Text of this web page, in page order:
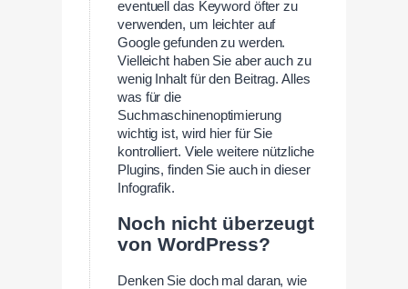
eventuell das Keyword öfter zu
verwenden, um leichter auf
Google gefunden zu werden.
Vielleicht haben Sie aber auch zu
wenig Inhalt für den Beitrag. Alles
was für die
Suchmaschinenoptimierung
wichtig ist, wird hier für Sie
kontrolliert. Viele weitere nützliche
Plugins, finden Sie auch in dieser
Infografik.
Noch nicht überzeugt
von WordPress?
Denken Sie doch mal daran, wie